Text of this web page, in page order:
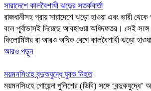
সারাদেশে কালবৈশাখী ঝড়ের সতর্কবার্তা
রাজধানীসহ প্রায় সারাদেশে ঝড়ো হাওয়া এবং ভারী থেকে
বলে পূর্বাভাসই দিয়েছে আবহাওয়া অধিদফতর। সেই
কিলোমিটার বা আরও অধিক বেগে কালবৈশাখী ঝড়ো
আরও পড়ুন
ময়মনসিংহে বন্দুকযুদ্ধে যুবক নিহত
ময়মনসিংহে গোয়েন্দা পুলিশের (ডিবি) সঙ্গে